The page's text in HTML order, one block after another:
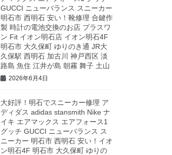
GUCCI ニューバランス スニーカー
明石市 西明石 安い！靴修理 合鍵作
製 時計の電池交換のお店 プラスワ
ン Fit イオン明石店 イオン明石4F
明石市 大久保町 ゆりのき通 JR大
久保駅 西明石 加古川 神戸西区 淡
路島 魚住 江井が島 朝霧 舞子 土山
2026年6月4日
大好評！明石でスニーカー修理 ア
ディダス adidas stansmith Nike ナ
イキ エアマックス エアフォース1
グッチ GUCCI ニューバランス ス
ニーカー 明石市 西明石 安い！イオ
ン明石4F 明石市 大久保町 ゆりの